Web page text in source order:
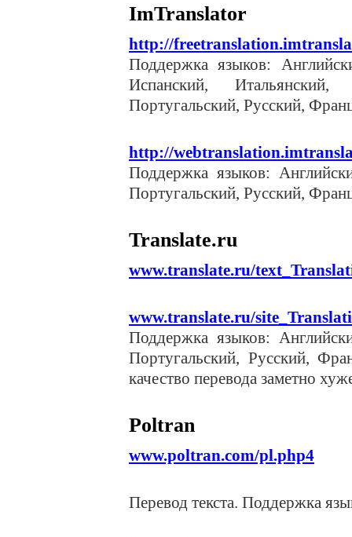
ImTranslator
http://
Поддержка языков:
Испанский,
Португальский, Русский,
http://
Поддержка языков:
Португальский, Русский,
Translate.ru
www.translate.ru/
www.translate.ru/
Поддержка языков:
Португальский, Русский,
качество перевода заметно
Poltran
www.poltran.com/pl.php4
Перевод текста. Поддержка